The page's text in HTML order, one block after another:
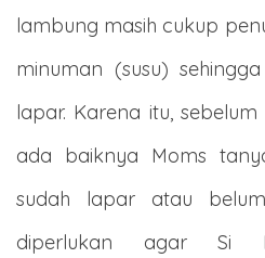
lambung masih cukup
minuman (susu)
lapar. Karena itu,
ada baiknya Moms
sudah lapar atau
diperlukan agar Si